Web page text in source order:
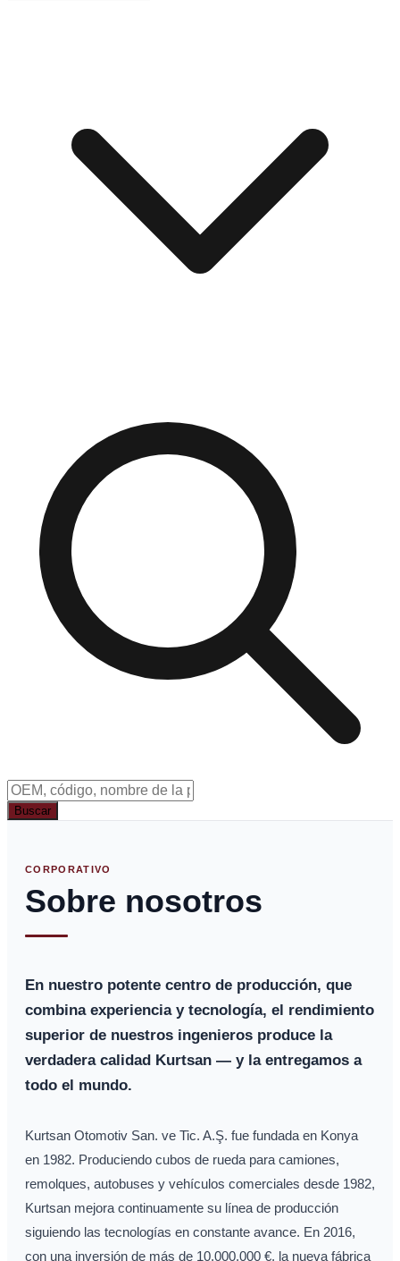
Buscar
CORPORATIVO
Sobre nosotros
En nuestro potente centro de producción, que
combina experiencia y tecnología, el rendimiento
superior de nuestros ingenieros produce la
verdadera calidad Kurtsan — y la entregamos a
todo el mundo.
Kurtsan Otomotiv San. ve Tic. A.Ş. fue fundada en Konya
en 1982. Produciendo cubos de rueda para camiones,
remolques, autobuses y vehículos comerciales desde 1982,
Kurtsan mejora continuamente su línea de producción
siguiendo las tecnologías en constante avance. En 2016,
con una inversión de más de 10.000.000 €, la nueva fábrica